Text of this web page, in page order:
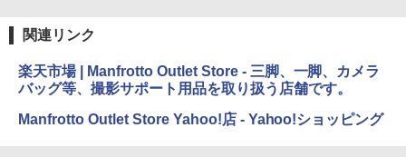
関連リンク
楽天市場 | Manfrotto Outlet Store - 三脚、一脚、カメラ
バッグ等、撮影サポート用品を取り扱う店舗です。
Manfrotto Outlet Store Yahoo!店 - Yahoo!ショッピング